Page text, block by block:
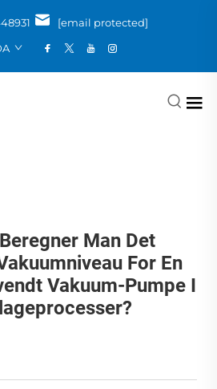
[email protected]
Man Det
For En
Vakuum-Pumpe I